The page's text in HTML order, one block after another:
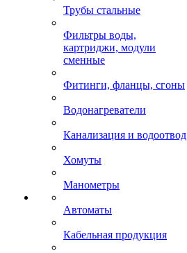
Трубы стальные
Фильтры воды,
картриджи, модули
сменные
Фитинги, фланцы, сгоны
Водонагреватели
Канализация и водоотвод
Хомуты
Манометры
Автоматы
Кабельная продукция